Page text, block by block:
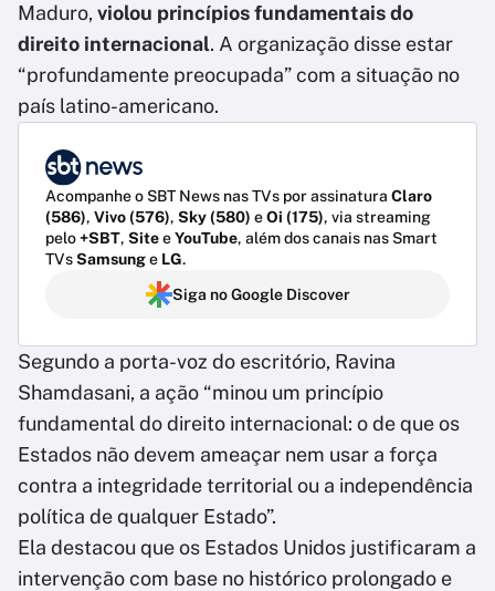
Maduro, violou princípios fundamentais do
direito internacional. A organização disse estar
“profundamente preocupada” com a situação no
país latino-americano.
Acompanhe o SBT News nas TVs por assinatura Claro
(586), Vivo (576), Sky (580) eOi (175), via streaming
pelo+SBT, SiteeYouTube, além dos canais nas Smart
TVsSamsunge LG.
Siga no Google Discover
Segundo a porta-voz do escritório, Ravina
Shamdasani, a ação “minou um princípio
fundamental do direito internacional: o de que os
Estados não devem ameaçar nem usar a força
contra a integridade territorial ou a independência
política de qualquer Estado”.
Ela destacou que os Estados Unidos justificaram a
intervenção com base no histórico prolongado e